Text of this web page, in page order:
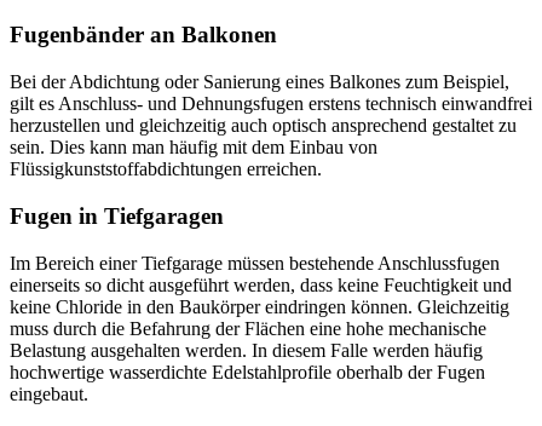
Fugenbänder an Balkonen
Bei der Abdichtung oder Sanierung eines Balkones zum Beispiel,
gilt es Anschluss- und Dehnungsfugen erstens technisch einwandfrei
herzustellen und gleichzeitig auch optisch ansprechend gestaltet zu
sein. Dies kann man häufig mit dem Einbau von
Flüssigkunststoffabdichtungen erreichen.
Fugen in Tiefgaragen
Im Bereich einer Tiefgarage müssen bestehende Anschlussfugen
einerseits so dicht ausgeführt werden, dass keine Feuchtigkeit und
keine Chloride in den Baukörper eindringen können. Gleichzeitig
muss durch die Befahrung der Flächen eine hohe mechanische
Belastung ausgehalten werden. In diesem Falle werden häufig
hochwertige wasserdichte Edelstahlprofile oberhalb der Fugen
eingebaut.